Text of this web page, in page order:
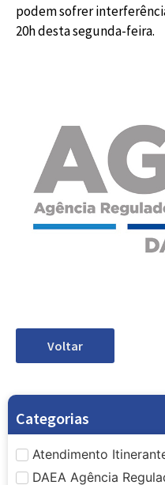
podem sofrer
20h desta segunda-feira.
Voltar
Categorias
Atendimento
DAEA Agência